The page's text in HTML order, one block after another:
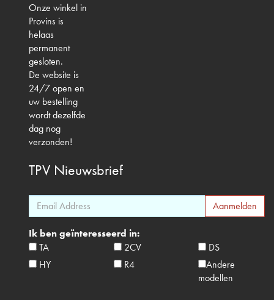
Onze winkel in
Provins is
helaas
permanent
gesloten.
De website is
24/7 open en
uw bestelling
wordt dezelfde
dag nog
verzonden!
TPV Nieuwsbrief
Ik ben geïnteresseerd in:
TA
2CV
DS
HY
R4
Andere
modellen